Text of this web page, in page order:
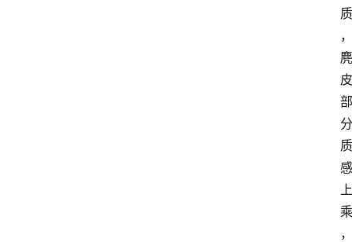
质
，
麂
皮
部
分
质
感
上
乘
，